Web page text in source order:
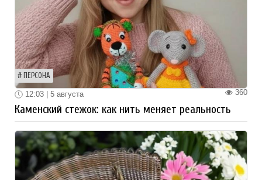
ПЕРСОНА
360
12:03 | 5 августа
Каменский стежок: как нить меняет реальность